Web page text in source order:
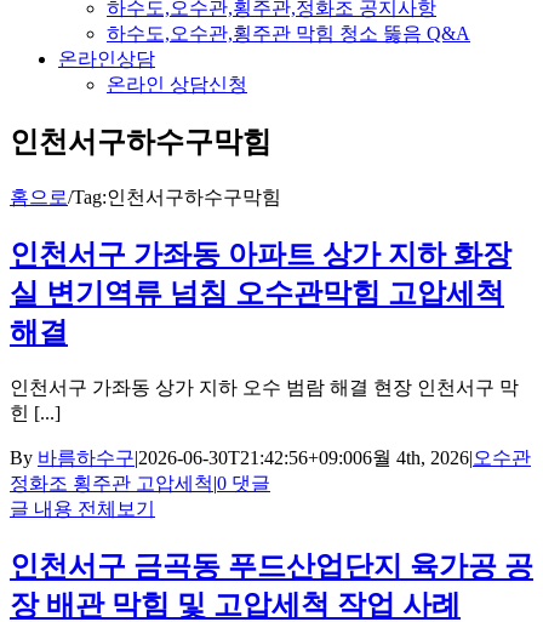
하수도,오수관,횡주관,정화조 공지사항
하수도,오수관,횡주관 막힘 청소 뚫음 Q&A
온라인상담
온라인 상담신청
인천서구하수구막힘
홈으로/Tag:인천서구하수구막힘
인천서구 가좌동 아파트 상가 지하 화장
실 변기역류 넘침 오수관막힘 고압세척
해결
인천서구 가좌동 상가 지하 오수 범람 해결 현장 인천서구 막
힌 [...]
By 바름하수구|2026-06-30T21:42:56+09:006월 4th, 2026|오수관
정화조 횡주관 고압세척|0 댓글
글 내용 전체보기
인천서구 금곡동 푸드산업단지 육가공 공
장 배관 막힘 및 고압세척 작업 사례